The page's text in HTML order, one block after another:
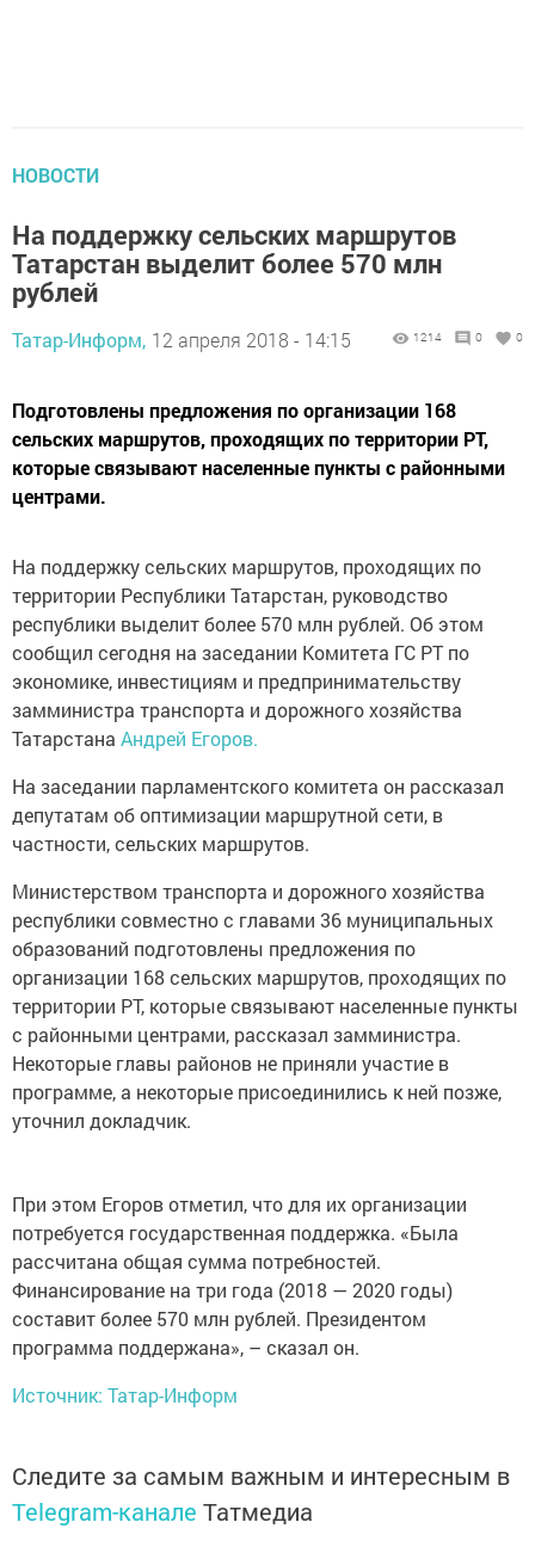
НОВОСТИ
На поддержку сельских маршрутов
Татарстан выделит более 570 млн
рублей
Татар-Информ, 12 апреля 2018 - 14:15 1214 0 0
Подготовлены предложения по организации 168
сельских маршрутов, проходящих по территории РТ,
которые связывают населенные пункты с районными
центрами.
На поддержку сельских маршрутов, проходящих по
территории Республики Татарстан, руководство
республики выделит более 570 млн рублей. Об этом
сообщил сегодня на заседании Комитета ГС РТ по
экономике, инвестициям и предпринимательству
замминистра транспорта и дорожного хозяйства
Татарстана Андрей Егоров.
На заседании парламентского комитета он рассказал
депутатам об оптимизации маршрутной сети, в
частности, сельских маршрутов.
Министерством транспорта и дорожного хозяйства
республики совместно с главами 36 муниципальных
образований подготовлены предложения по
организации 168 сельских маршрутов, проходящих по
территории РТ, которые связывают населенные пункты
с районными центрами, рассказал замминистра.
Некоторые главы районов не приняли участие в
программе, а некоторые присоединились к ней позже,
уточнил докладчик.
При этом Егоров отметил, что для их организации
потребуется государственная поддержка. «Была
рассчитана общая сумма потребностей.
Финансирование на три года (2018 — 2020 годы)
составит более 570 млн рублей. Президентом
программа поддержана», – сказал он.
Источник: Татар-Информ
Следите за самым важным и интересным в
Telegram-канале Татмедиа